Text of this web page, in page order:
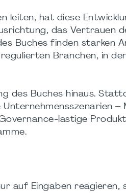
leiten, hat diese
das Vertrauen
Buches finden starken
Branchen, in
des Buches hinaus.
–
lastige
auf Eingaben reagieren,